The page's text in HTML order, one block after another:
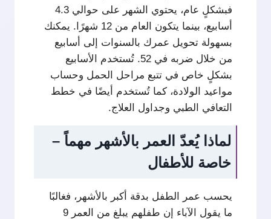
فبشكلٍ عام، يحتوي الشهر على حوالي 4.3
أسابيع، بينما يتكون العام من 12 شهرًا. يمكنك
بسهولة تحويل عمرك بالسنوات إلى أسابيع
من خلال ضربه في 52. تُستخدم الأسابيع
بشكلٍ خاص في تتبع مراحل الحمل وحساب
مواعيد الولادة، كما تُستخدم أيضًا في خطط
التعافي الطبي وجداول العلاج.
لماذا يُعدّ العمر بالأشهر مهماً –
خاصة للأطفال
يحسب عمر الطفل بدقة أكبر بالأشهر، فغالبًا
ما يقول الآباء إن طفلهم يبلغ من العمر 9